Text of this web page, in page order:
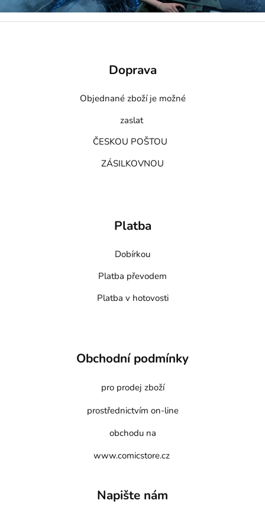
Doprava
Objednané zboží je možné
zaslat
ČESKOU POŠTOU
ZÁSILKOVNOU
Platba
Dobírkou
Platba převodem
Platba v hotovosti
Obchodní podmínky
pro prodej zboží
prostřednictvím on-line
obchodu na
www.comicstore.cz
Napište nám